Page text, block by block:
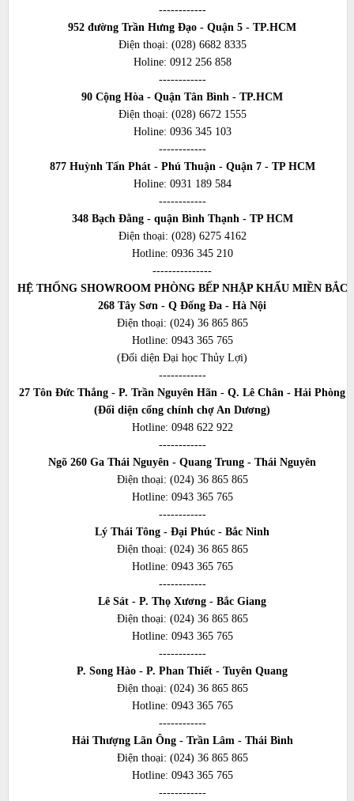
------------
952 đường Trần Hưng Đạo - Quận 5 - TP.HCM
Điện thoại: (028) 6682 8335
Holine: 0912 256 858
------------
90 Cộng Hòa - Quận Tân Bình - TP.HCM
Điện thoại: (028) 6672 1555
Holine: 0936 345 103
------------
877 Huỳnh Tấn Phát - Phú Thuận - Quận 7 - TP HCM
Holine: 0931 189 584
------------
348 Bạch Đằng - quận Bình Thạnh - TP HCM
Điện thoại: (028) 6275 4162
Hotline: 0936 345 210
---------------
HỆ THỐNG SHOWROOM PHÒNG BẾP NHẬP KHẨU MIỀN BẮC
268 Tây Sơn - Q Đống Đa - Hà Nội
Điện thoại: (024) 36 865 865
Hotline: 0943 365 765
(Đối diện Đại học Thủy Lợi)
------------
27 Tôn Đức Thắng - P. Trần Nguyên Hãn - Q. Lê Chân - Hải Phòng
(Đối diện cổng chính chợ An Dương)
Hotline: 0948 622 922
------------
Ngõ 260 Ga Thái Nguyên - Quang Trung - Thái Nguyên
Điện thoại: (024) 36 865 865
Hotline: 0943 365 765
------------
Lý Thái Tông - Đại Phúc - Bắc Ninh
Điện thoại: (024) 36 865 865
Hotline: 0943 365 765
------------
Lê Sát - P. Thọ Xương - Bắc Giang
Điện thoại: (024) 36 865 865
Hotline: 0943 365 765
------------
P. Song Hào - P. Phan Thiết - Tuyên Quang
Điện thoại: (024) 36 865 865
Hotline: 0943 365 765
------------
Hải Thượng Lãn Ông - Trần Lâm - Thái Bình
Điện thoại: (024) 36 865 865
Hotline: 0943 365 765
------------